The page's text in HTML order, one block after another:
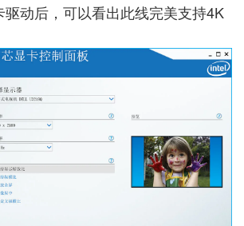
驱动后，可以看出此线完美支持4K